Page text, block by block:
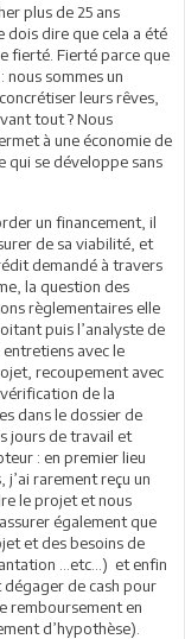
plus de 25 ans
dois dire que cela a été
fierté. Fierté parce que
nous sommes un
leurs rêves,
tout ? Nous
à une économie de
qui se développe sans
un financement, il
de sa viabilité, et
demandé à travers
la question des
règlementaires elle
puis l’analyste de
avec le
recoupement avec
de la
dans le dossier de
jours de travail et
: en premier lieu
rarement reçu un
le projet et nous
également que
et des besoins de
…etc…) et enfin
de cash pour
remboursement en
d’hypothèse).